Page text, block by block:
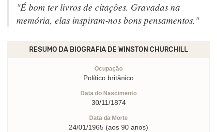
"É bom ter livros de citações. Gravadas na
memória, elas inspiram-nos bons pensamentos."
RESUMO DA BIOGRAFIA DE WINSTON CHURCHILL
Ocupação
Político britânico
Data do Nascimento
30/11/1874
Data da Morte
24/01/1965 (aos 90 anos)